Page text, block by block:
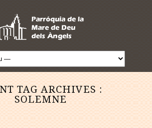
TAG ARCHIVES :
SOLEMNE